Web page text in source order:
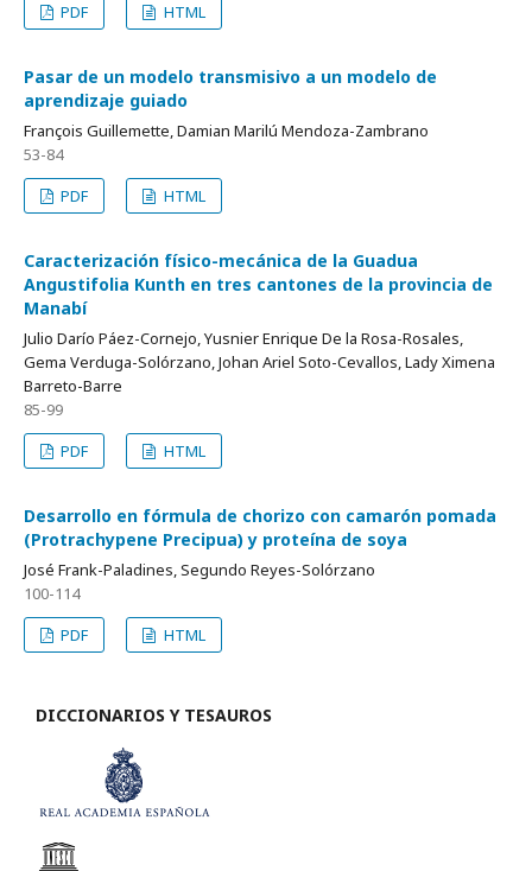
PDF
HTML
Pasar de un modelo transmisivo a un modelo de
aprendizaje guiado
François Guillemette, Damian Marilú Mendoza-Zambrano
53-84
PDF
HTML
Caracterización físico-mecánica de la Guadua
Angustifolia Kunth en tres cantones de la provincia de
Manabí
Julio Darío Páez-Cornejo, Yusnier Enrique De la Rosa-Rosales,
Gema Verduga-Solórzano, Johan Ariel Soto-Cevallos, Lady Ximena
Barreto-Barre
85-99
PDF
HTML
Desarrollo en fórmula de chorizo con camarón pomada
(Protrachypene Precipua) y proteína de soya
José Frank-Paladines, Segundo Reyes-Solórzano
100-114
PDF
HTML
DICCIONARIOS Y TESAUROS